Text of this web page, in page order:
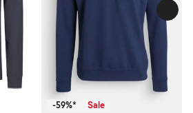
-59%* Sale